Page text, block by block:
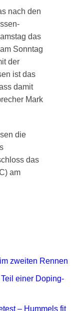
nach den
das
Sonntag
der
ist das
damit
Mark
die
das
am
zweiten Rennen
einer Doping-
– Hummels fit